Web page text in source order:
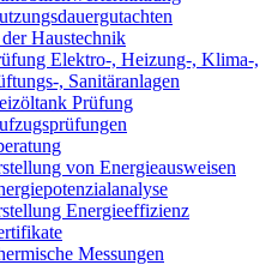
Haustechnik
Elektro-, Heizung-, Klima-,
, Sanitäranlagen
Prüfung
von Energieausweisen
Energieeffizienz
Messungen